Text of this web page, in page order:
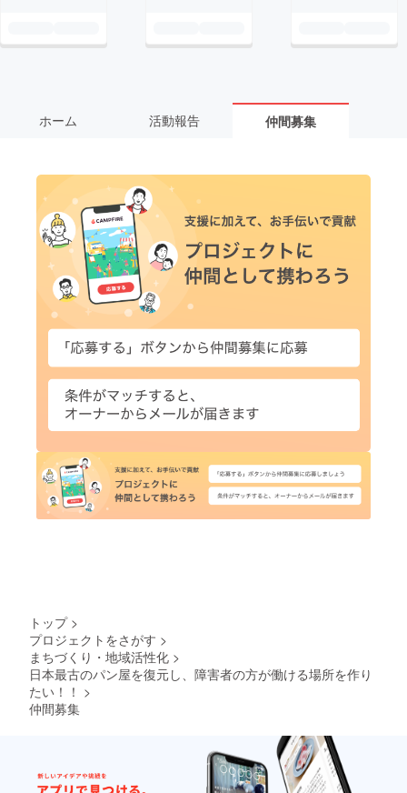
ホーム 活動報告 仲間募集
トップ >
プロジェクトをさがす >
まちづくり・地域活性化 >
日本最古のパン屋を復元し、障害者の方が働ける場所を作り
たい！！ >
仲間募集